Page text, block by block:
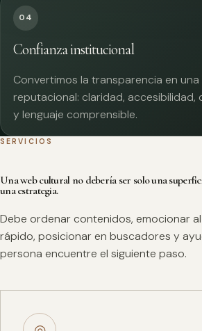
04
Confianza institucional
Convertimos la transparencia en una
reputacional: claridad, accesibilidad,
y lenguaje comprensible.
SERVICIOS
Una web cultural no debería ser solo una
una estrategia.
Debe ordenar contenidos, emocionar
rápido, posicionar en buscadores y
persona encuentre el siguiente paso.